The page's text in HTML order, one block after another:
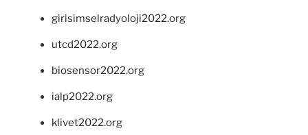
girisimselradyoloji2022.org
utcd2022.org
biosensor2022.org
ialp2022.org
klivet2022.org